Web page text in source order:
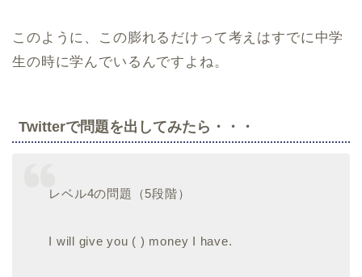
このように、この膨れるだけって考えはすでに中学
生の時に学んでいるんですよね。
Twitterで問題を出してみたら・・・
レベル4の問題（5段階）
I will give you ( ) money I have.